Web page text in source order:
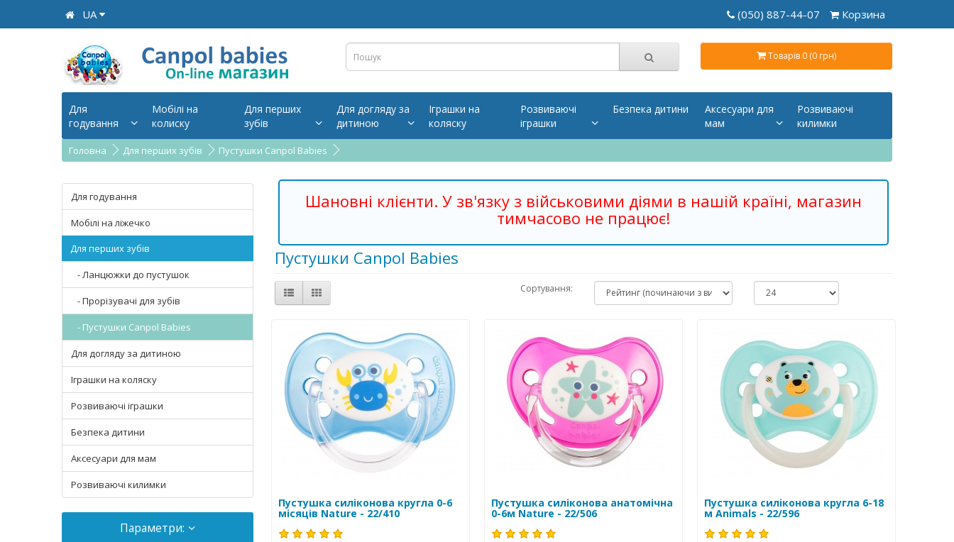
UA Корзина
(050) 887-44-07
Товарів 0 (0 грн)
Для
годування
Мобілі на
колиску
Для перших
зубів
Для догляду за
дитиною
Іграшки на
коляску
Розвиваючі
іграшки
Безпека дитини
Аксесуари для
мам
Розвиваючі
килимки
Головна Для перших зубів Пустушки Canpol Babies
Для годування
Мобілі на ліжечко
Для перших зубів
- Ланцюжки до пустушок
- Прорізувачі для зубів
- Пустушки Canpol Babies
Для догляду за дитиною
Іграшки на коляску
Розвиваючі іграшки
Безпека дитини
Аксесуари для мам
Розвиваючі килимки
Параметри:
Шановні клієнти. У зв'язку з військовими діями в нашій країні, магазин
тимчасово не працює!
Пустушки Canpol Babies
Сортування:
Пустушка силіконова кругла 0-6
місяців Nature - 22/410
Пустушка силіконова анатомічна
0-6м Nature - 22/506
Пустушка силіконова кругла 6-18
м Animals - 22/596